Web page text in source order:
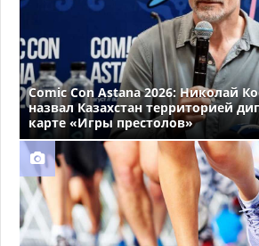
Comic Con Astana 2026: Николай
назвал Казахстан территорией
карте «Игры престолов»